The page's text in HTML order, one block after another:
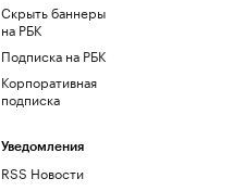
Скрыть баннеры
на РБК
Подписка на РБК
Корпоративная
подписка
Уведомления
RSS Новости